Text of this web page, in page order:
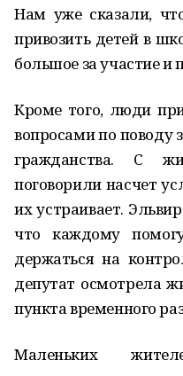
Нам уже сказали,
привозить детей в
большое за участие и
Кроме того, люди
вопросами по поводу
гражданства. С
поговорили насчет
их устраивает.
что каждому
держаться на
депутат осмотрела
пункта временного
Маленьких